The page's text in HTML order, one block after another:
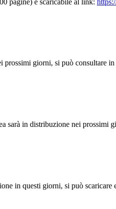
giorni, si può consultare
sarà in distribuzione nei prossimi
in questi giorni, si può scaricare